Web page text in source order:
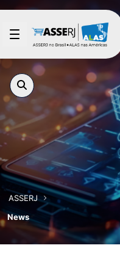
Skip to Main Content
ASSERJ
News